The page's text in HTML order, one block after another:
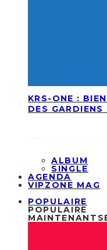
KRS-ONE :
DES
ALBUM
SINGLE
AGENDA
VIPZONE MAG
POPULAIRE
POPULAIRE
MAINTENANT